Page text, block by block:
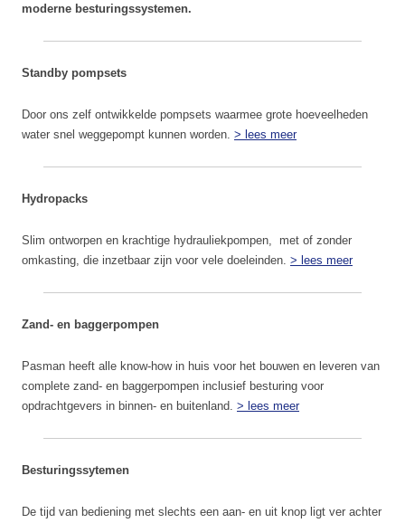
moderne besturingssystemen.
Standby pompsets
Door ons zelf ontwikkelde pompsets waarmee grote hoeveelheden
water snel weggepompt kunnen worden. > lees meer
Hydropacks
Slim ontworpen en krachtige hydrauliekpompen, met of zonder
omkasting, die inzetbaar zijn voor vele doeleinden. > lees meer
Zand- en baggerpompen
Pasman heeft alle know-how in huis voor het bouwen en leveren van
complete zand- en baggerpompen inclusief besturing voor
opdrachtgevers in binnen- en buitenland. > lees meer
Besturingssytemen
De tijd van bediening met slechts een aan- en uit knop ligt ver achter